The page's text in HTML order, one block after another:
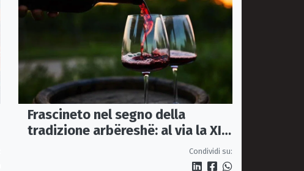
Frascineto nel segno della
tradizione arbëreshë: al via la XII
edizione della Festa del VinoCondividi su: